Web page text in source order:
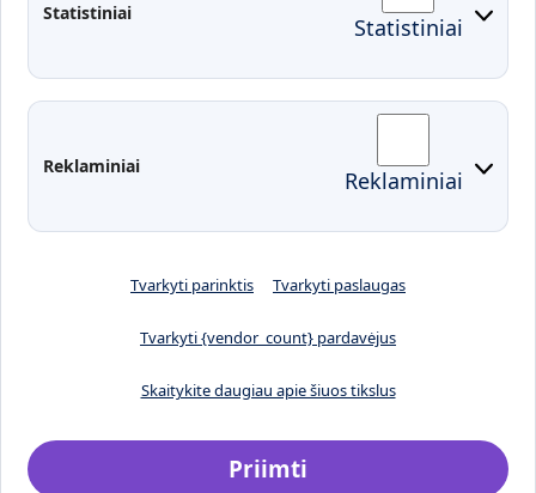
Statistiniai Statistiniai
Reklaminiai Reklaminiai
Tvarkyti parinktis Tvarkyti paslaugas
Tvarkyti {vendor_count} pardavėjus
Skaitykite daugiau apie šiuos tikslus
Priimti
Moodle
EDINA
Pasirengimas ekstremaliai